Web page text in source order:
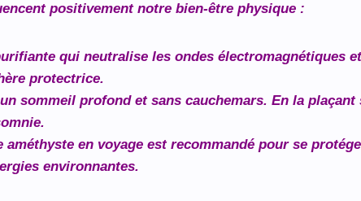
positivement notre bien-être physique :
qui neutralise les ondes électromagnétiques
protectrice.
sommeil profond et sans cauchemars. En la
améthyste en voyage est recommandé pour se
environnantes.